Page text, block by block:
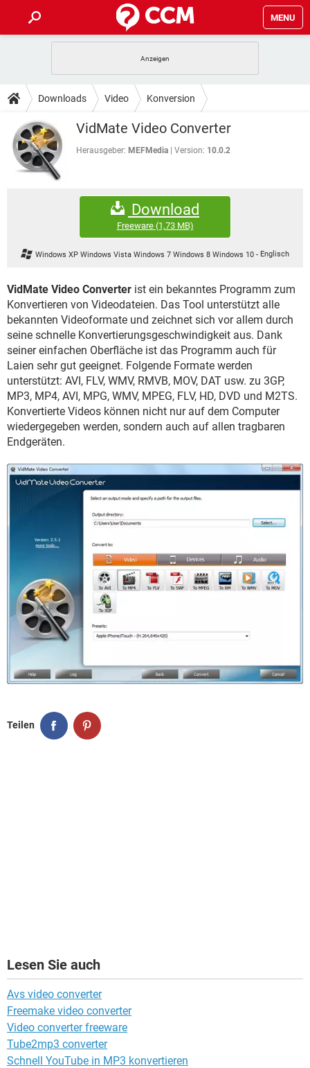
MENU
ANDROID IOS
WINDOWS 10 INSTAGRAM
WHATSAPP TIKTOK
FACEBOOK
TIPPS & TRICKS
SPIELE STREAMING
ANDROID
WINDOWS 10
HARDWARE
DOWNLOADS
SPIELE STREAMING
ANDROID
INSTAGRAM
TIKTOK
FORUM
IOS
INSTAGRAM
WHATSAPP TIKTOK
STREAMING
WHATSAPP TIKTOK
FACEBOOK HARDWARE
Downloads Video Konversion
VidMate Video Converter
Herausgeber: MEFMedia Version: 10.0.2
Download
Freeware(1,73 MB)
Windows XP Windows Vista Windows 7 Windows 8 Windows 10 - Englisch
VidMate Video Converter ist ein bekanntes Programm zum
Konvertieren von Videodateien. Das Tool unterstützt alle
bekannten Videoformate und zeichnet sich vor allem durch
seine schnelle Konvertierungsgeschwindigkeit aus. Dank
seiner einfachen Oberfläche ist das Programm auch für
Laien sehr gut geeignet. Folgende Formate werden
unterstützt: AVI, FLV, WMV, RMVB, MOV, DAT usw. zu 3GP,
MP3, MP4, AVI, MPG, WMV, MPEG, FLV, HD, DVD und M2TS.
Konvertierte Videos können nicht nur auf dem Computer
wiedergegeben werden, sondern auch auf allen tragbaren
Endgeräten.
Teilen
Lesen Sie auch
Avs video converter
Freemake video converter
Video converter freeware
Tube2mp3 converter
Schnell YouTube in MP3 konvertieren